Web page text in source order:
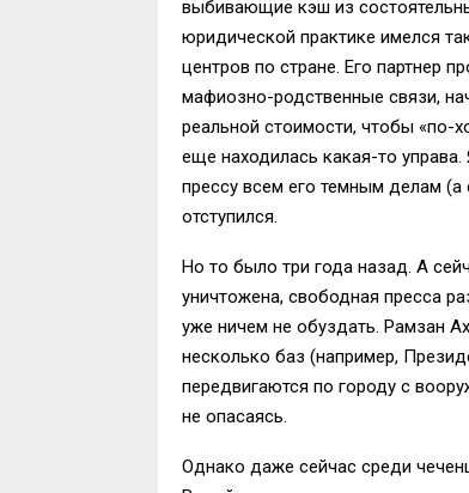
выбивающие кэш из
юридической практике имелся
центров по стране. Его партнер
мафиозно-родственные связи,
реальной стоимости, чтобы «по-
еще находилась какая-то
прессу всем его темным делам
отступился.
Но то было три года назад. А
уничтожена, свободная пресса
уже ничем не обуздать. Рамзан
несколько баз (например,
передвигаются по городу с
не опасаясь.
Однако даже сейчас среди